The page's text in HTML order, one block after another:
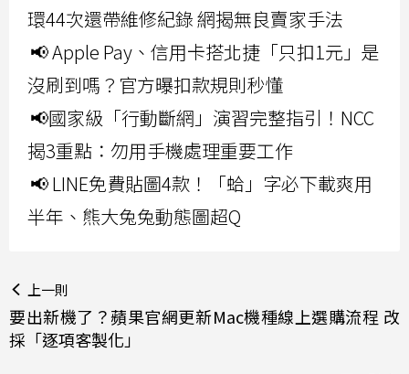
環44次還帶維修紀錄 網揭無良賣家手法
📢 Apple Pay、信用卡搭北捷「只扣1元」是
沒刷到嗎？官方曝扣款規則秒懂
📢國家級「行動斷網」演習完整指引！NCC
揭3重點：勿用手機處理重要工作
📢 LINE免費貼圖4款！「蛤」字必下載爽用
半年、熊大兔兔動態圖超Q
上一則
要出新機了？蘋果官網更新Mac機種線上選購流程 改
採「逐項客製化」